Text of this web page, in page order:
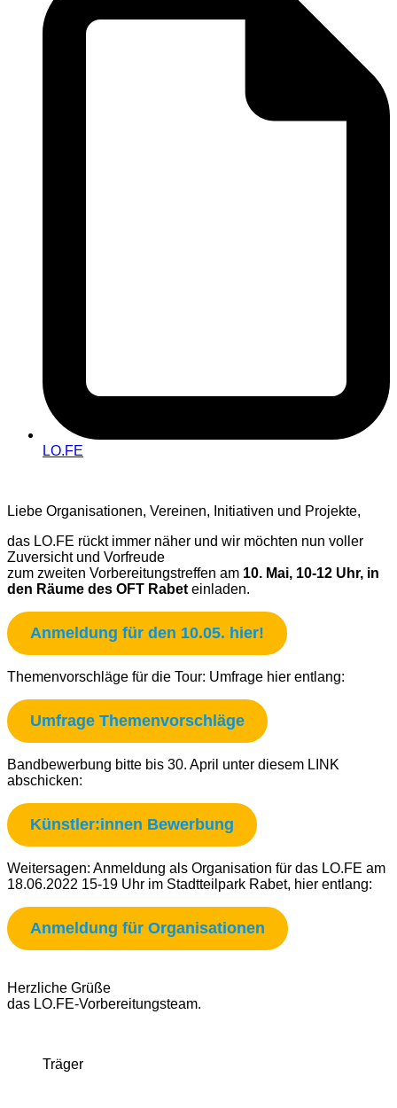
LO.FE
Liebe Organisationen, Vereinen, Initiativen und Projekte,
das LO.FE rückt immer näher und wir möchten nun voller
Zuversicht und Vorfreude
zum zweiten Vorbereitungstreffen am 10. Mai, 10-12 Uhr, in
den Räume des OFT Rabet einladen.
Anmeldung für den 10.05. hier!
Themenvorschläge für die Tour: Umfrage hier entlang:
Umfrage Themenvorschläge
Bandbewerbung bitte bis 30. April unter diesem LINK
abschicken:
Künstler:innen Bewerbung
Weitersagen: Anmeldung als Organisation für das LO.FE am
18.06.2022 15-19 Uhr im Stadtteilpark Rabet, hier entlang:
Anmeldung für Organisationen
Herzliche Grüße
das LO.FE-Vorbereitungsteam.
Träger